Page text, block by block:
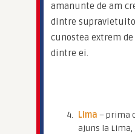
amanunte de am
dintre
cunostea extrem
dintre ei.
Lima – prima
ajuns la